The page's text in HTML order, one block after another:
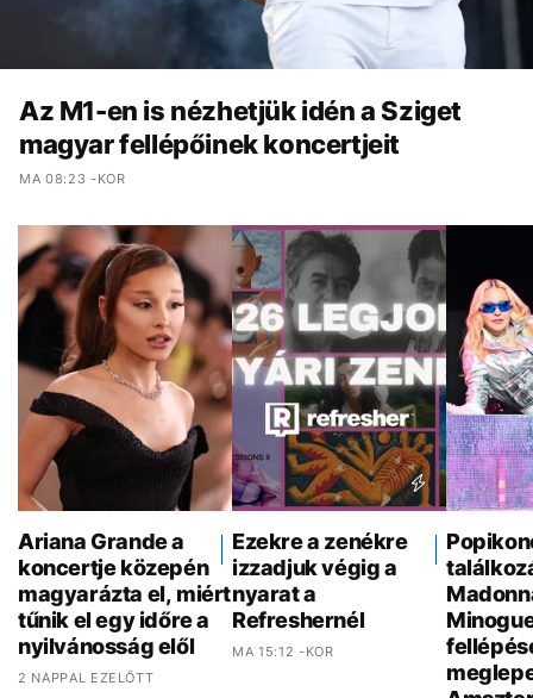
Az M1-en is nézhetjük idén a Sziget
magyar fellépőinek koncertjeit
MA 08:23 -KOR
Ariana Grande a
koncertje közepén
magyarázta el, miért
tűnik el egy időre a
nyilvánosság elől
2 NAPPAL EZELŐTT
Ezekre a zenékre
izzadjuk végig a
nyarat a
Refreshernél
MA 15:12 -KOR